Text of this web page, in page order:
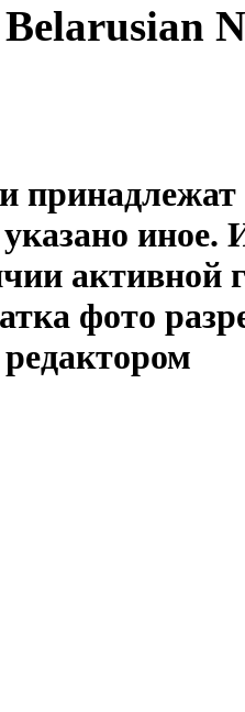
Belarusian
иное.
активной
фото
редактором